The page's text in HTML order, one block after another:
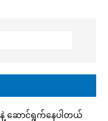
ဆောင်ရွက်နေပါတယ်